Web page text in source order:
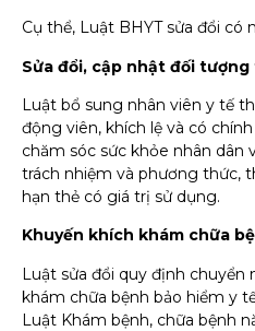
Cụ thể, Luật BHYT sửa đổi có
Sửa đổi, cập nhật đối tượng
Luật bổ sung nhân viên y tế
động viên, khích lệ và có
chăm sóc sức khỏe nhân dân
trách nhiệm và phương thức,
hạn thẻ có giá trị sử dụng.
Khuyến khích khám chữa
Luật sửa đổi quy định chuyển
khám chữa bệnh bảo hiểm y
Luật Khám bệnh, chữa bệnh